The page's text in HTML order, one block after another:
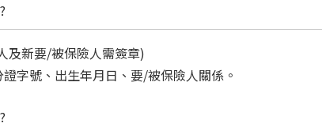
及新要/被保險人需簽章)
字號、出生年月日、要/被保險人關係。